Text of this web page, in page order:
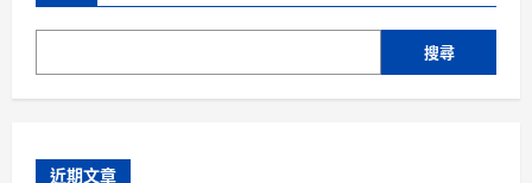
搜尋
近期文章